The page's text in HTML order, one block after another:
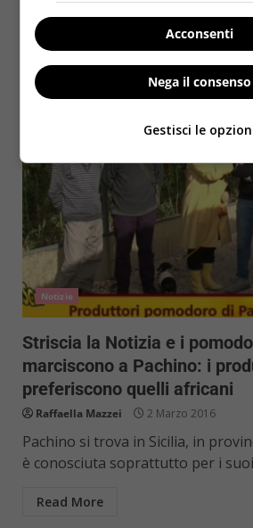
motivo? Nei...
Read More
Notizie
Striscia la Notizia e i
marciscono a Pachino: i
preferiscono quelli africani
Raffaella Mazzei 2 Marzo 2016
Pachino si trova in Sicilia, in
è conosciuta soprattutto per i
Read More
Acconsenti
Nega il consenso
Gestisci le